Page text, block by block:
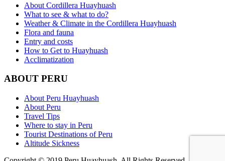
About Cordillera Huayhuash
What to see & what to do?
Weather & Climate in the Cordillera Huayhuash
Flora and fauna
Entry and costs
How to Get to Huayhuash
Acclimatization
ABOUT PERU
About Peru Huayhuash
About Peru
Travel Tips
Where to stay in Peru
Tourist Destinations of Peru
Altitude Sickness